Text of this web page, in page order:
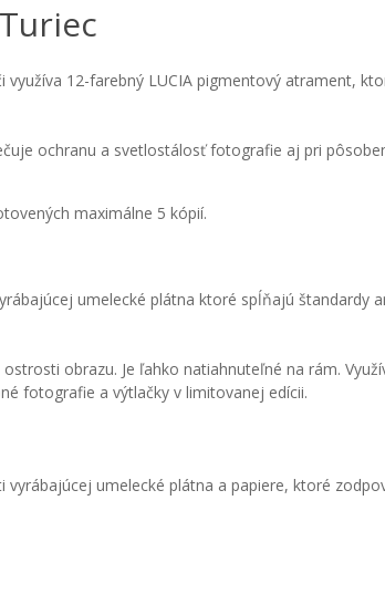
Turiec
12-farebný LUCIA pigmentový atrament,
ochranu a svetlostálosť fotografie aj pri
maximálne 5 kópií.
umelecké plátna ktoré spĺňajú štandardy
obrazu. Je ľahko natiahnuteľné na rám.
fotografie a výtlačky v limitovanej edícii.
umelecké plátna a papiere, ktoré